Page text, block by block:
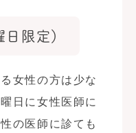
限定）
女性の方は少な
日に女性医師に
の医師に診ても